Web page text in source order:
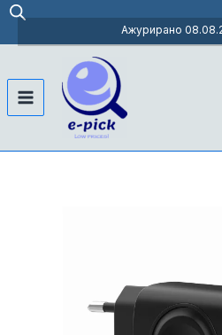
Skip
content
Ажурирано
Main